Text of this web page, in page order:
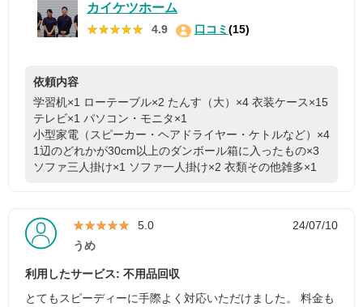
カイケツホーム
★★★★★
★★★★★ 4.9 口コミ(15)
依頼内容
学習机×1 ローテーブル×2 たんす（大）×4 衣装ケース×15
テレビ×1 パソコン・モニタ×1
小型家電（スピーカー・ヘアドライヤー・ケトルなど）×4
1辺のどれかが30cm以上のダンボール箱に入ったもの×3
ソファ三人掛け×1 ソファ一人掛け×2 衣類その他雑多×1
★★★★★
★★★★★ 5.0
24/07/10
うめ
利用したサービス: 不用品回収
とてもスピーディーに手際よく対応いただけました。 料金も